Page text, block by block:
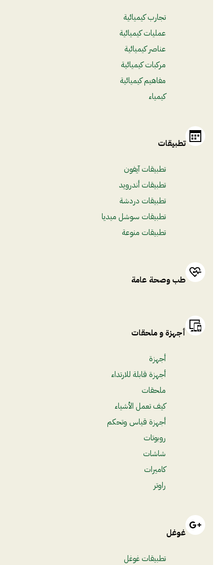
تجارب كيميائية
عمليات كيميائية
عناصر كيميائية
مركبات كيميائية
مفاهيم كيميائية
كيمياء
تطبيقات
تطبيقات آيفون
تطبيقات أندرويد
تطبيقات دردشة
تطبيقات سوشل ميديا
تطبيقات منوعة
طب وصحة عامة
أجهزة و ملحقات
أجهزة
أجهزة قابلة للارتداء
ملحقات
كيف تعمل الأشياء
أجهزة قياس وتحكم
روبوتات
شاشات
كاميرات
راوتر
غوغل
تطبيقات غوغل